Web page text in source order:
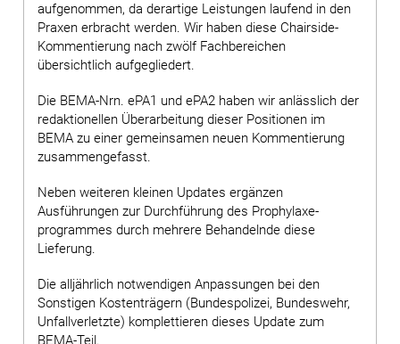
aufgenommen, da derartige Leistungen laufend in den
Praxen erbracht werden. Wir haben diese Chairside-
Kommentierung nach zwölf Fachbereichen
übersichtlich aufgegliedert.
Die BEMA-Nrn. ePA1 und ePA2 haben wir anlässlich der
redaktionellen Überarbeitung dieser Positionen im
BEMA zu einer gemeinsamen neuen Kommentierung
zusammengefasst.
Neben weiteren kleinen Updates ergänzen
Ausführungen zur Durchführung des Prophylaxe­
programmes durch mehrere Behandelnde diese
Lieferung.
Die alljährlich notwendigen Anpassungen bei den
Sonstigen Kostenträgern (Bundespolizei, Bundeswehr,
Unfallverletzte) komplettieren dieses Update zum
BEMA-Teil.